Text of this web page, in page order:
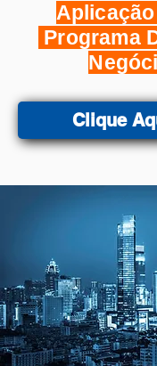
Programa
Clique